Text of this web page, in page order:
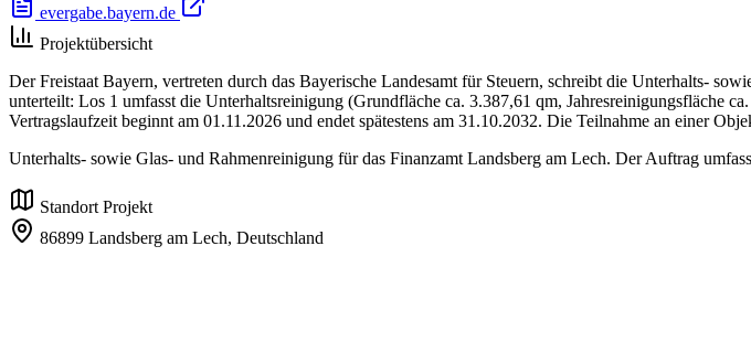
evergabe.bayern.de
Projektübersicht
Der Freistaat Bayern, vertreten durch das Bayerische Landesamt für Steuern, schreibt die Unterhalts-
unterteilt: Los 1 umfasst die Unterhaltsreinigung (Grundfläche ca. 3.387,61 qm, Jahresreinigungsfläche
Vertragslaufzeit beginnt am 01.11.2026 und endet spätestens am 31.10.2032. Die Teilnahme an einer
Unterhalts- sowie Glas- und Rahmenreinigung für das Finanzamt Landsberg am Lech. Der Auftrag
Standort Projekt
86899 Landsberg am Lech, Deutschland